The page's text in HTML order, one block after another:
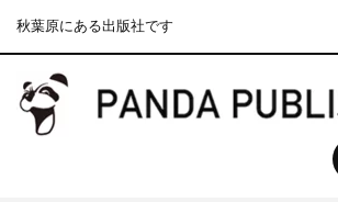
秋葉原にある出版社です